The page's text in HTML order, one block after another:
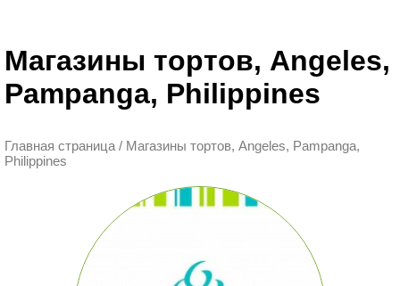
Магазины тортов, Angeles,
Pampanga, Philippines
Главная страница / Магазины тортов, Angeles, Pampanga,
Philippines